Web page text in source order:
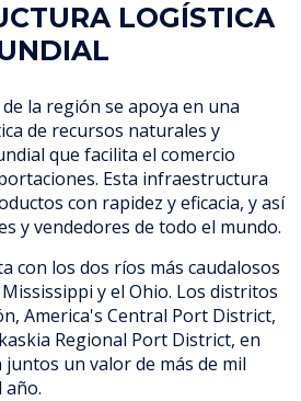
LOGÍSTICA
la región se apoya en una
de recursos naturales y
que facilita el comercio
Esta infraestructura
con rapidez y eficacia, y así
y vendedores de todo el mundo.
con los dos ríos más caudalosos
y el Ohio. Los distritos
America's Central Port District,
Regional Port District, en
un valor de más de mil
año.